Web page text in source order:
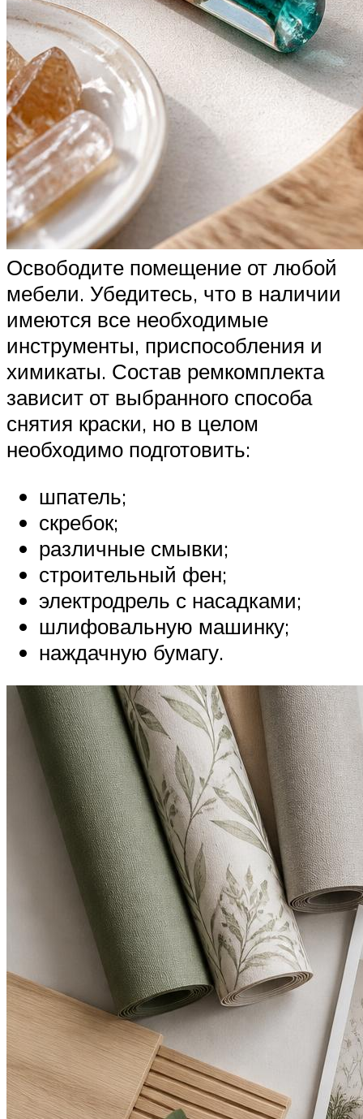
Освободите помещение от любой
мебели. Убедитесь, что в наличии
имеются все необходимые
инструменты, приспособления и
химикаты. Состав ремкомплекта
зависит от выбранного способа
снятия краски, но в целом
необходимо подготовить:
шпатель;
скребок;
различные смывки;
строительный фен;
электродрель с насадками;
шлифовальную машинку;
наждачную бумагу.